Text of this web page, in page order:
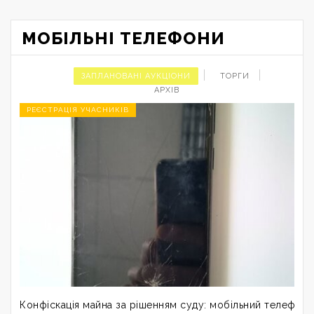
МОБІЛЬНІ ТЕЛЕФОНИ
ЗАПЛАНОВАНІ АУКЦІОНИ
ТОРГИ
АРХІВ
РЕЄСТРАЦІЯ УЧАСНИКІВ
Конфіскація майна за рішенням суду: мобільний